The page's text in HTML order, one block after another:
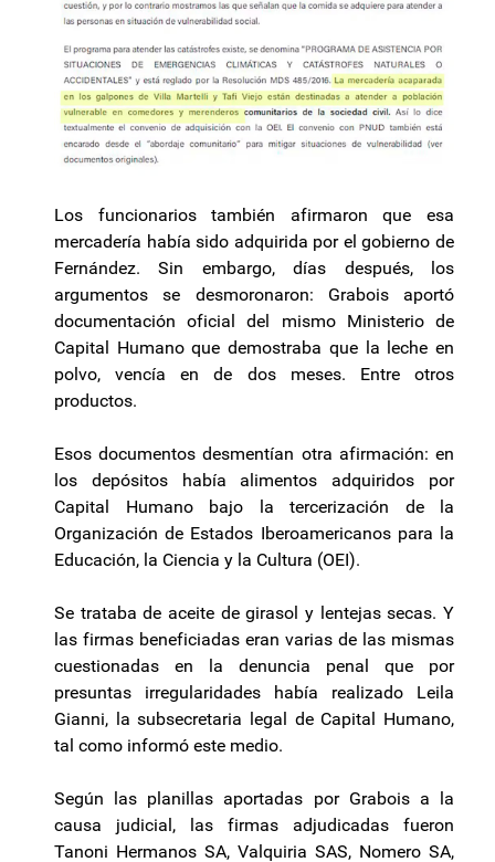
Los funcionarios también afirmaron que esa
mercadería había sido adquirida por el gobierno de
Fernández. Sin embargo, días después, los
argumentos se desmoronaron: Grabois aportó
documentación oficial del mismo Ministerio de
Capital Humano que demostraba que la leche en
polvo, vencía en de dos meses. Entre otros
productos.
Esos documentos desmentían otra afirmación: en
los depósitos había alimentos adquiridos por
Capital Humano bajo la tercerización de la
Organización de Estados Iberoamericanos para la
Educación, la Ciencia y la Cultura (OEI).
Se trataba de aceite de girasol y lentejas secas. Y
las firmas beneficiadas eran varias de las mismas
cuestionadas en la denuncia penal que por
presuntas irregularidades había realizado Leila
Gianni, la subsecretaria legal de Capital Humano,
tal como informó este medio.
Según las planillas aportadas por Grabois a la
causa judicial, las firmas adjudicadas fueron
Tanoni Hermanos SA, Valquiria SAS, Nomero SA,